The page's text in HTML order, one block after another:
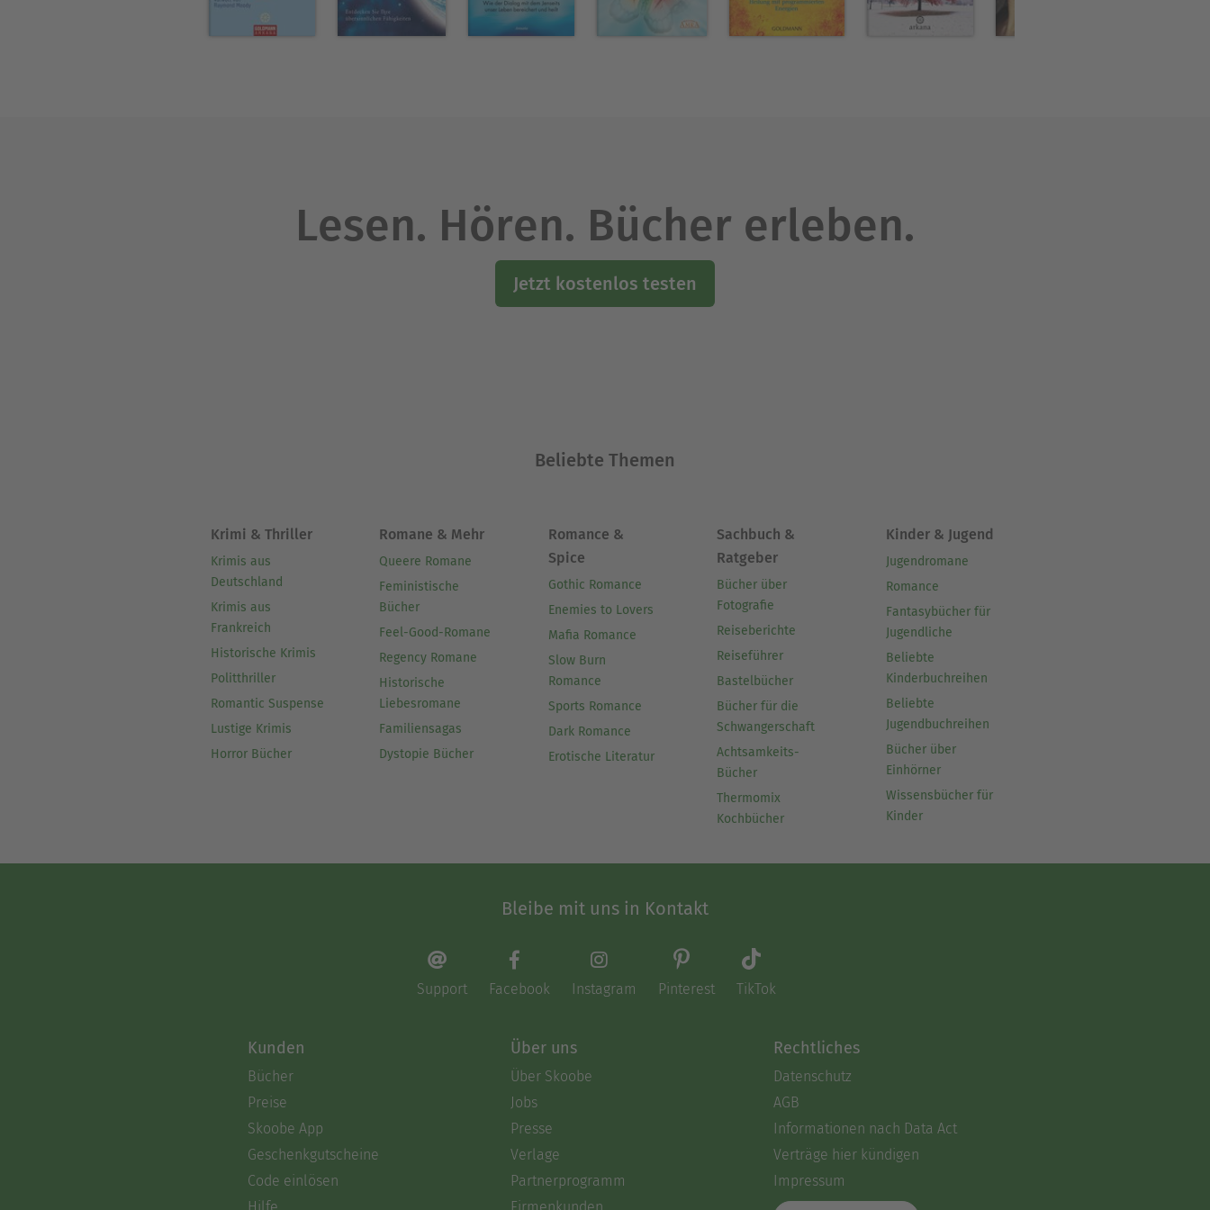
Seit Jahrzehnten bereist Hunbatz Men die ganze Welt, um native Angelegenheiten zu unterstützen und
Hunbatz Men ist Gewährsmann der Maya-Kultur für die Forschungen von Drunvalo Melchizedek. Ferner ist
er Mitglied des Ältestenrates der Maya Itzá in Mexiko und des Council of World Elders in Deutschland,
Sein ganzes Leben ist der Wiederbelebung der Weisheit und Kultur der alten Maya gewidmet, und seine
Ausblenden
Lesen. Hören. Bücher erleben.
Jetzt kostenlos testen
Beliebte Themen
Krimi & Thriller
Krimis aus
Deutschland
Krimis aus
Frankreich
Historische Krimis
Politthriller
Romantic Suspense
Lustige Krimis
Horror Bücher
Romane & Mehr
Queere Romane
Feministische
Bücher
Feel-Good-Romane
Regency Romane
Historische
Liebesromane
Familiensagas
Dystopie Bücher
Romance &
Spice
Gothic Romance
Enemies to Lovers
Mafia Romance
Slow Burn
Romance
Sports Romance
Dark Romance
Erotische Literatur
Sachbuch &
Ratgeber
Bücher über
Fotografie
Reiseberichte
Reiseführer
Bastelbücher
Bücher für die
Schwangerschaft
Achtsamkeits-
Bücher
Thermomix
Kochbücher
Kinder & Jugend
Jugendromane
Romance
Fantasybücher für
Jugendliche
Beliebte
Kinderbuchreihen
Beliebte
Jugendbuchreihen
Bücher über
Einhörner
Wissensbücher für
Kinder
Bleibe mit uns in Kontakt
Support Facebook Instagram Pinterest TikTok
Kunden
Bücher
Preise
Skoobe App
Geschenkgutscheine
Code einlösen
Über uns
Über Skoobe
Jobs
Presse
Verlage
Partnerprogramm
Rechtliches
Datenschutz
AGB
Informationen nach Data Act
Verträge hier kündigen
Impressum